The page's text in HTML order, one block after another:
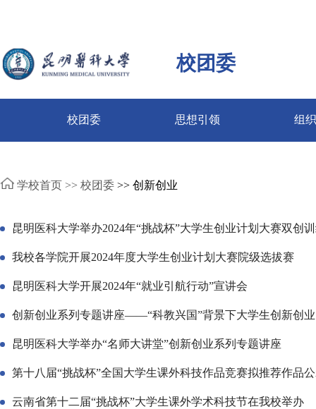
校团委
校团委 思想引领 组
学校首页 >> 校团委 >> 创新创业
昆明医科大学举办2024年“挑战杯”大学生创业计划大赛双创
我校各学院开展2024年度大学生创业计划大赛院级选拔赛
昆明医科大学开展2024年“就业引航行动”宣讲会
创新创业系列专题讲座——“科教兴国”背景下大学生创新创
昆明医科大学举办“名师大讲堂”创新创业系列专题讲座
第十八届“挑战杯”全国大学生课外科技作品竞赛拟推荐作品
云南省第十二届“挑战杯”大学生课外学术科技节在我校举办